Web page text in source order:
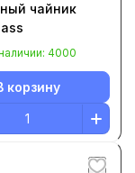
чайник
4000
корзину